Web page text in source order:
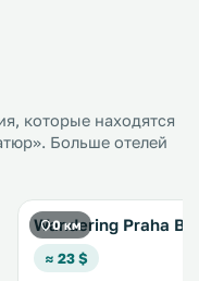
которые находятся
Больше отелей
0 км
Wandering Praha
≈ 23 $